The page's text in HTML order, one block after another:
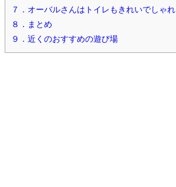
７．オーバルさんはトイレもきれいでしゃれ
８．まとめ
９．近くのおすすめの遊び場